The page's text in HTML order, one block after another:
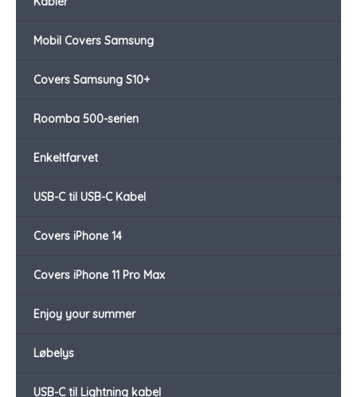
Mobil Covers Samsung
Covers Samsung S10+
Roomba 500-serien
Enkeltfarvet
USB-C til USB-C Kabel
Covers iPhone 14
Covers iPhone 11 Pro Max
Enjoy your summer
Løbelys
USB-C til Lightning kabel